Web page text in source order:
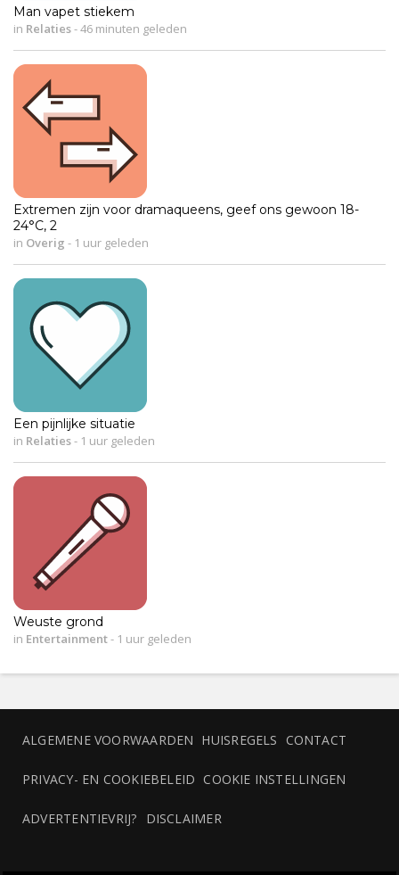
Man vapet stiekem
in Relaties-46 minuten geleden
Extremen zijn voor dramaqueens, geef ons gewoon 18-
24°C, 2
in Overig - 1 uur geleden
Een pijnlijke situatie
in Relaties- 1 uur geleden
Weuste grond
in Entertainment- 1 uur geleden
ALGEMENE VOORWAARDEN HUISREGELS CONTACT
PRIVACY- EN COOKIEBELEID COOKIE INSTELLINGEN
ADVERTENTIEVRIJ? DISCLAIMER